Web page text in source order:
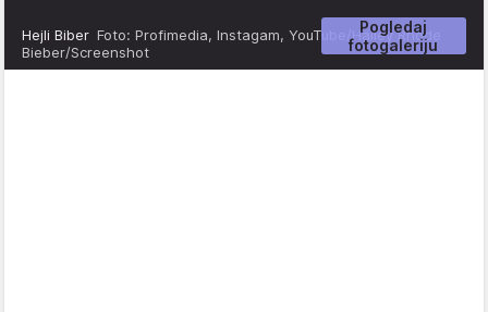
Pogledaj
fotogaleriju
Hejli Biber Foto: Profimedia, Instagam, YouTube/Hailey Rhode
Bieber/Screenshot